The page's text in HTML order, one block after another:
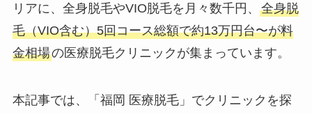
リアに、全身脱毛やVIO脱毛を月々数千円、 全身脱
毛（VIO含む）5回コース総額で約13万円台〜が料
金相場の医療脱毛クリニックが集まっています。
本記事では、「福岡 医療脱毛」でクリニックを探